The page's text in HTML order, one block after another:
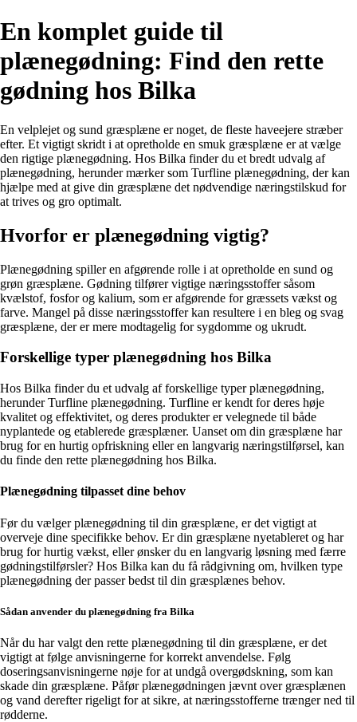
En komplet guide til
plænegødning: Find den rette
gødning hos Bilka
En velplejet og sund græsplæne er noget, de fleste haveejere stræber
efter. Et vigtigt skridt i at opretholde en smuk græsplæne er at vælge
den rigtige plænegødning. Hos Bilka finder du et bredt udvalg af
plænegødning, herunder mærker som Turfline plænegødning, der kan
hjælpe med at give din græsplæne det nødvendige næringstilskud for
at trives og gro optimalt.
Hvorfor er plænegødning vigtig?
Plænegødning spiller en afgørende rolle i at opretholde en sund og
grøn græsplæne. Gødning tilfører vigtige næringsstoffer såsom
kvælstof, fosfor og kalium, som er afgørende for græssets vækst og
farve. Mangel på disse næringsstoffer kan resultere i en bleg og svag
græsplæne, der er mere modtagelig for sygdomme og ukrudt.
Forskellige typer plænegødning hos Bilka
Hos Bilka finder du et udvalg af forskellige typer plænegødning,
herunder Turfline plænegødning. Turfline er kendt for deres høje
kvalitet og effektivitet, og deres produkter er velegnede til både
nyplantede og etablerede græsplæner. Uanset om din græsplæne har
brug for en hurtig opfriskning eller en langvarig næringstilførsel, kan
du finde den rette plænegødning hos Bilka.
Plænegødning tilpasset dine behov
Før du vælger plænegødning til din græsplæne, er det vigtigt at
overveje dine specifikke behov. Er din græsplæne nyetableret og har
brug for hurtig vækst, eller ønsker du en langvarig løsning med færre
gødningstilførsler? Hos Bilka kan du få rådgivning om, hvilken type
plænegødning der passer bedst til din græsplænes behov.
Sådan anvender du plænegødning fra Bilka
Når du har valgt den rette plænegødning til din græsplæne, er det
vigtigt at følge anvisningerne for korrekt anvendelse. Følg
doseringsanvisningerne nøje for at undgå overgødskning, som kan
skade din græsplæne. Påfør plænegødningen jævnt over græsplænen
og vand derefter rigeligt for at sikre, at næringsstofferne trænger ned til
rødderne.